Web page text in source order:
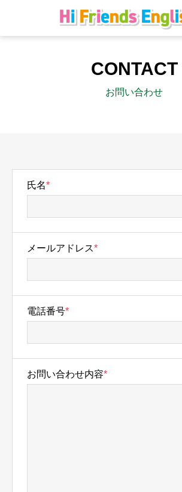
CONTACT
お問い合わせ
氏名*
メールアドレス*
電話番号*
お問い合わせ内容*